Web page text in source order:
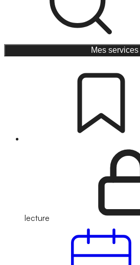
Mes services
lecture